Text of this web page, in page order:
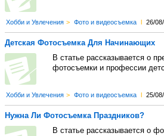
Хобби и Увлечения > Фото и видеосъемка l 26/
Детская Фотосъемка Для Начинающих
В статье рассказывается о
фотосъемки и профессии
Хобби и Увлечения > Фото и видеосъемка l 25/
Нужна Ли Фотосъемка Праздников?
В статье рассказывается о